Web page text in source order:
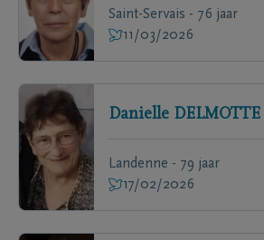
Saint-Servais - 76 jaar
11/03/2026
Danielle DELMOTTE
Landenne - 79 jaar
17/02/2026